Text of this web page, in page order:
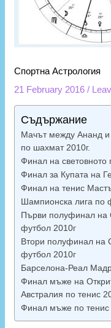
Спортна Астрология
21 February 2016/
Съдържание
Мачът между Ананд и
по шахмат 2010г.
Финал на световното
Финал за Купата на
Финал на тенис
Шампионска лига по
Първи полуфинал на
футбол 2010г
Втори полуфинал на
футбол 2010г
Барселона-Реал
Финал мъже на
Австралия по тенис
Финал мъже по